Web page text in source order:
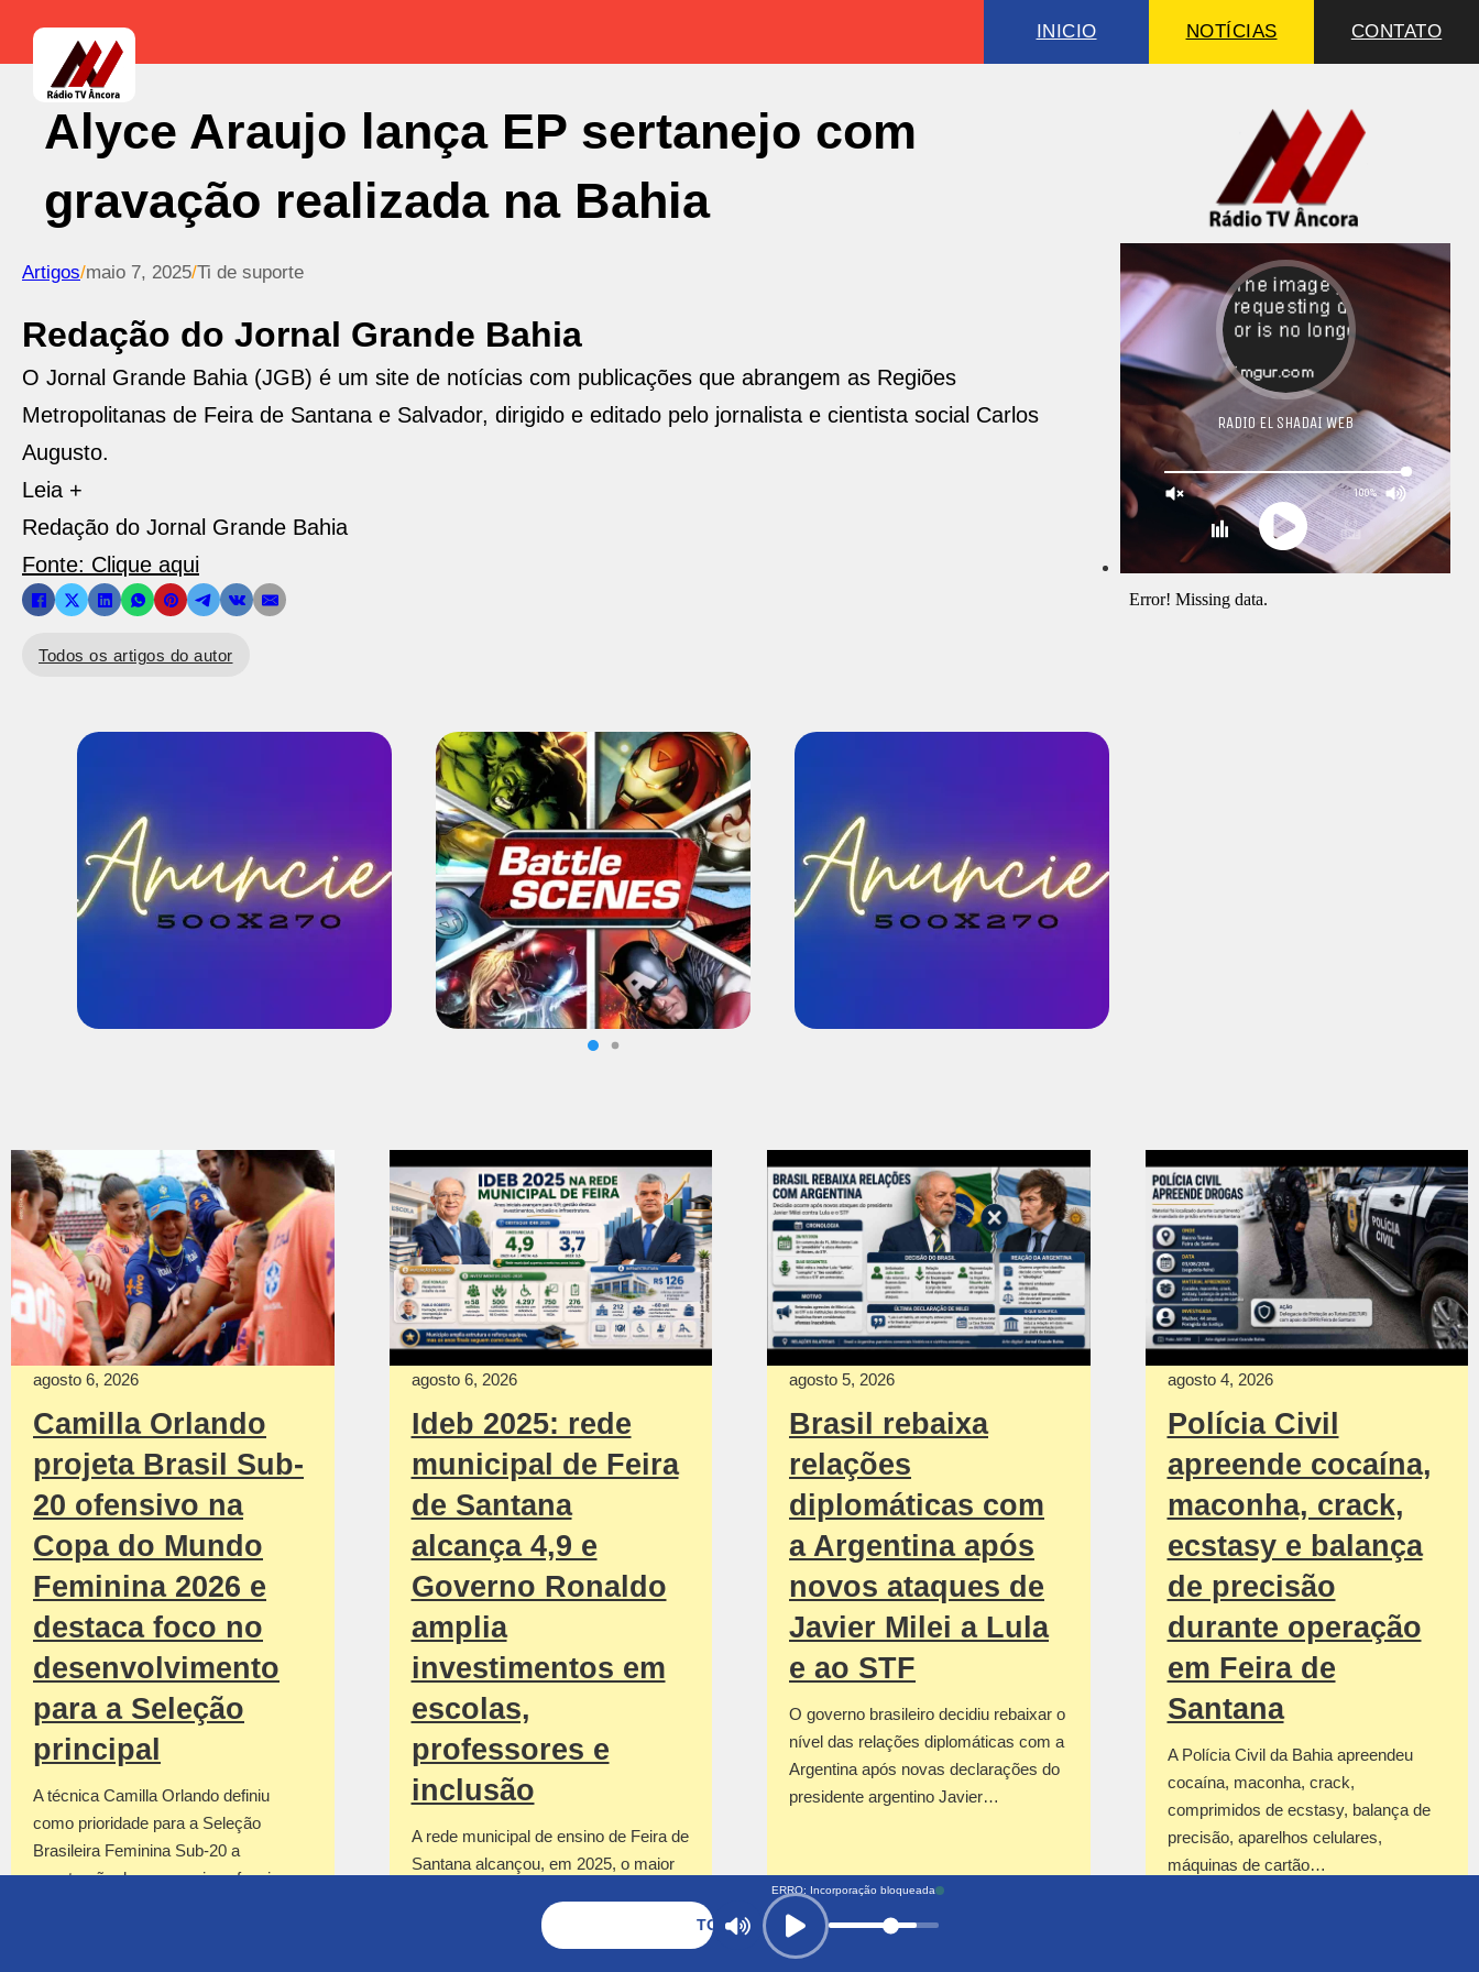
INICIO NOTÍCIAS CONTATO
Alyce Araujo lança EP sertanejo com
gravação realizada na Bahia
Artigos/maio 7, 2025/Ti de suporte
Redação do Jornal Grande Bahia
O Jornal Grande Bahia (JGB) é um site de notícias com publicações que abrangem as Regiões
Metropolitanas de Feira de Santana e Salvador, dirigido e editado pelo jornalista e cientista social Carlos
Augusto.
Leia +
Redação do Jornal Grande Bahia
Fonte: Clique aqui
Todos os artigos do autor
agosto 6, 2026
Camilla Orlando
projeta Brasil Sub-
20 ofensivo na
Copa do Mundo
Feminina 2026 e
destaca foco no
desenvolvimento
para a Seleção
principal
A técnica Camilla Orlando definiu
como prioridade para a Seleção
Brasileira Feminina Sub-20 a
construção de uma equipe ofensiva
agosto 6, 2026
Ideb 2025: rede
municipal de Feira
de Santana
alcança 4,9 e
Governo Ronaldo
amplia
investimentos em
escolas,
professores e
inclusão
A rede municipal de ensino de Feira de
Santana alcançou, em 2025, o maior
agosto 5, 2026
Brasil rebaixa
relações
diplomáticas com
a Argentina após
novos ataques de
Javier Milei a Lula
e ao STF
O governo brasileiro decidiu rebaixar o
nível das relações diplomáticas com a
Argentina após novas declarações do
presidente argentino Javier…
agosto 4, 2026
Polícia Civil
apreende cocaína,
maconha, crack,
ecstasy e balança
de precisão
durante operação
em Feira de
Santana
A Polícia Civil da Bahia apreendeu
cocaína, maconha, crack,
comprimidos de ecstasy, balança de
precisão, aparelhos celulares,
máquinas de cartão…
ERRO: Incorporação bloqueada
TOCANDO AGORA